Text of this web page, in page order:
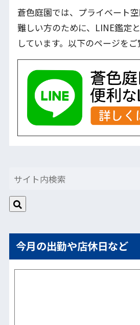
蒼色庭園では、プライベート
難しい方のために、LINE鑑定
しています。以下のページをご
今月の出勤や店休日など